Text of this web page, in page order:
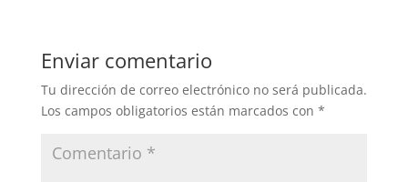
Enviar comentario
Tu dirección de correo electrónico no será publicada.
Los campos obligatorios están marcados con *